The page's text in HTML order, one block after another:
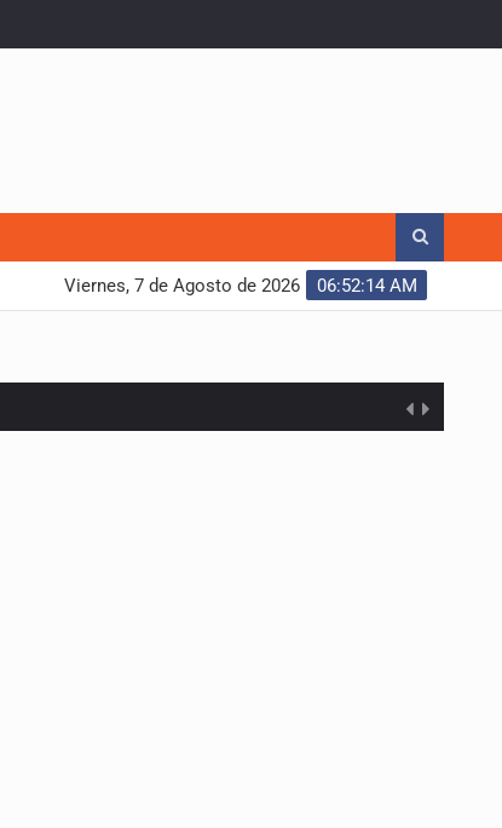
06:52:15 AM
Viernes, 7 de Agosto de 2026